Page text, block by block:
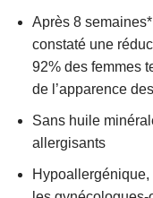
Après 8
constaté une
92% des femmes
de l’apparence
Sans huile
allergisants